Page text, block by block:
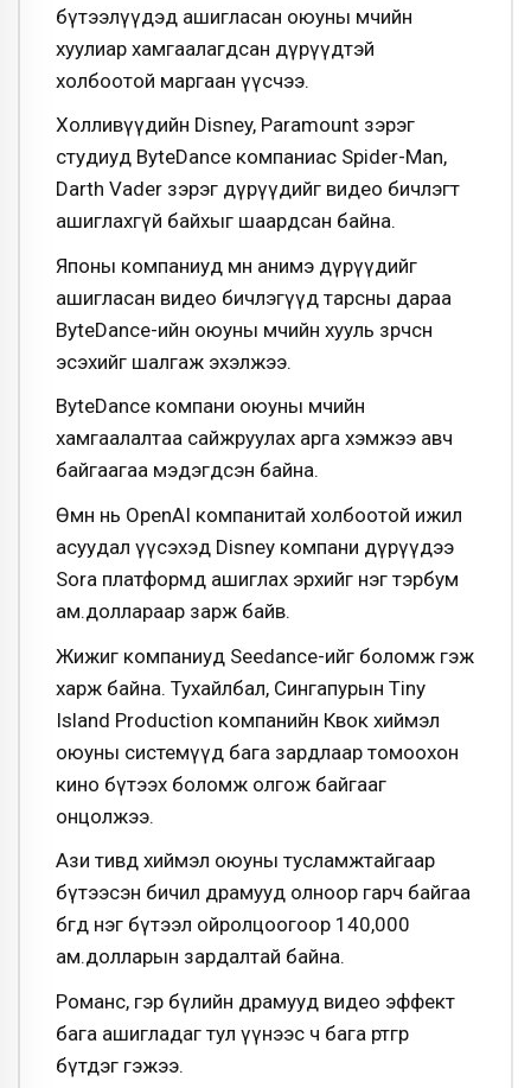
бүтээлүүдэд ашигласан оюуны өмчийн
хуулиар хамгаалагдсан дүрүүдтэй
холбоотой маргаан үүсчээ.
Холливүүдийн Disney, Paramount зэрэг
студиуд ByteDance компаниас Spider-Man,
Darth Vader зэрэг дүрүүдийг видео бичлэгт
ашиглахгүй байхыг шаардсан байна.
Японы компаниуд мөн анимэ дүрүүдийг
ашигласан видео бичлэгүүд тарсны дараа
ByteDance-ийн оюуны өмчийн хууль зөрчсөн
эсэхийг шалгаж эхэлжээ.
ByteDance компани оюуны өмчийн
хамгаалалтаа сайжруулах арга хэмжээ авч
байгаагаа мэдэгдсэн байна.
Өмнө нь OpenAI компанитай холбоотой ижил
асуудал үүсэхэд Disney компани дүрүүдээ
Sora платформд ашиглах эрхийг нэг тэрбум
ам.доллараар зарж байв.
Жижиг компаниуд Seedance-ийг боломж гэж
харж байна. Тухайлбал, Сингапурын Tiny
Island Production компанийн Квок хиймэл
оюуны системүүд бага зардлаар томоохон
кино бүтээх боломж олгож байгааг
онцолжээ.
Ази тивд хиймэл оюуны тусламжтайгаар
бүтээсэн бичил драмууд олноор гарч байгаа
бөгөөд нэг бүтээл ойролцоогоор 140,000
ам.долларын зардалтай байна.
Романс, гэр бүлийн драмууд видео эффект
бага ашигладаг тул үүнээс ч бага өртгөөр
бүтдэг гэжээ.